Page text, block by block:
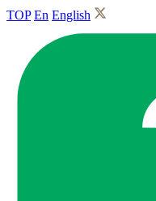
TOP En English